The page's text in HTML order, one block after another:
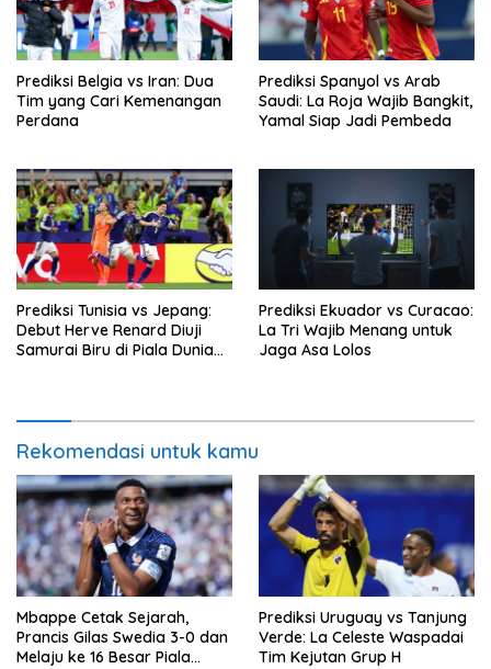
Prediksi Belgia vs Iran: Dua
Tim yang Cari Kemenangan
Perdana
Prediksi Spanyol vs Arab
Saudi: La Roja Wajib Bangkit,
Yamal Siap Jadi Pembeda
Prediksi Tunisia vs Jepang:
Debut Herve Renard Diuji
Samurai Biru di Piala Dunia
Prediksi Ekuador vs Curacao:
La Tri Wajib Menang untuk
Jaga Asa Lolos
Rekomendasi untuk kamu
Mbappe Cetak Sejarah,
Prancis Gilas Swedia 3-0 dan
Melaju ke 16 Besar Piala
Prediksi Uruguay vs Tanjung
Verde: La Celeste Waspadai
Tim Kejutan Grup H